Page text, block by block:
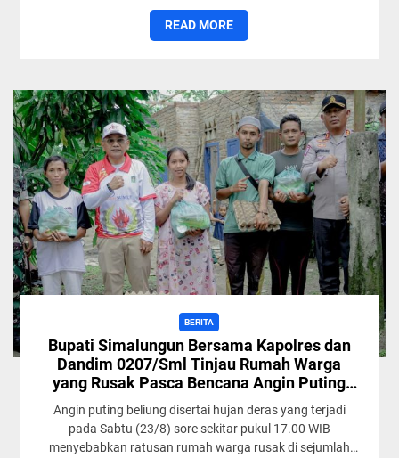
READ MORE
BERITA
Bupati Simalungun Bersama Kapolres dan
Dandim 0207/Sml Tinjau Rumah Warga
yang Rusak Pasca Bencana Angin Puting
Beliung
Angin puting beliung disertai hujan deras yang terjadi
pada Sabtu (23/8) sore sekitar pukul 17.00 WIB
menyebabkan ratusan rumah warga rusak di sejumlah